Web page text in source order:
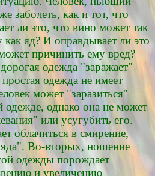
заболеть, как и тот, что
ли это, что вино может так
как яд? И оправдывает ли это
причинить ему вред?
одежда "заражает"
одежда не имеет
может "заразиться"
одежде, однако она не может
или усугубить его.
облачиться в смирение,
Во-вторых, ношение
одежды порождает
и увеличению